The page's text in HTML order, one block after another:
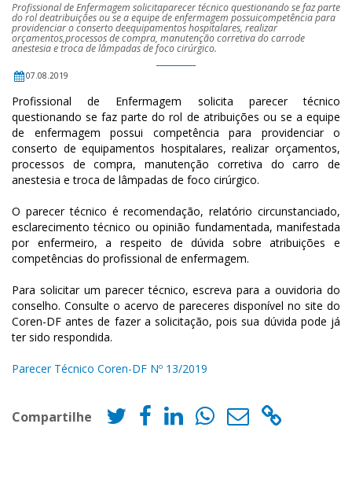
Profissional de Enfermagem solicitaparecer técnico questionando se faz parte
do rol deatribuições ou se a equipe de enfermagem possuicompetência para
providenciar o conserto deequipamentos hospitalares, realizar
orçamentos,processos de compra, manutenção corretiva do carrode
anestesia e troca de lâmpadas de foco cirúrgico.
07.08.2019
Profissional de Enfermagem solicita parecer técnico
questionando se faz parte do rol de atribuições ou se a equipe
de enfermagem possui competência para providenciar o
conserto de equipamentos hospitalares, realizar orçamentos,
processos de compra, manutenção corretiva do carro de
anestesia e troca de lâmpadas de foco cirúrgico.
O parecer técnico é recomendação, relatório circunstanciado,
esclarecimento técnico ou opinião fundamentada, manifestada
por enfermeiro, a respeito de dúvida sobre atribuições e
competências do profissional de enfermagem.
Para solicitar um parecer técnico, escreva para a ouvidoria do
conselho. Consulte o acervo de pareceres disponível no site do
Coren-DF antes de fazer a solicitação, pois sua dúvida pode já
ter sido respondida.
Parecer Técnico Coren-DF Nº 13/2019
Compartilhe